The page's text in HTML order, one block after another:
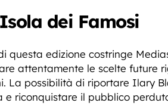
dei Famosi
questa edizione costringe
attentamente le scelte future
La possibilità di riportare Ilary
e riconquistare il pubblico